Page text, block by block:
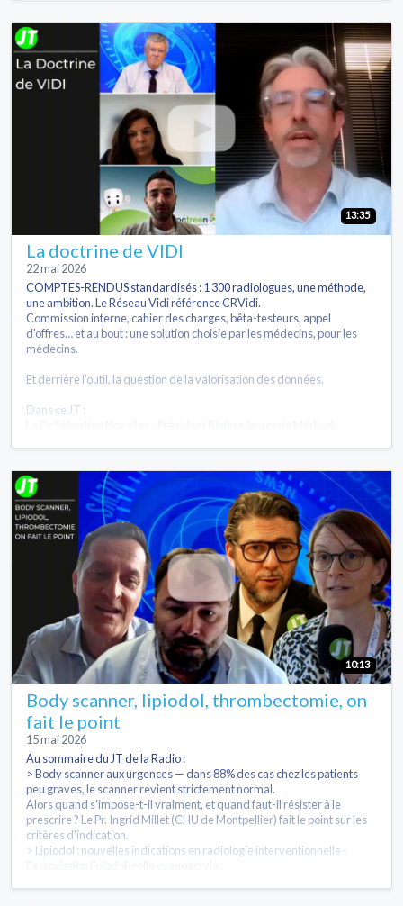
13:35
La doctrine de VIDI
22 mai 2026
COMPTES-RENDUS standardisés : 1 300 radiologues, une méthode,
une ambition. Le Réseau Vidi référence CRVidi.
Commission interne, cahier des charges, bêta-testeurs, appel
d'offres… et au bout : une solution choisie par les médecins, pour les
médecins.
Et derrière l'outil, la question de la valorisation des données.
Dans ce JT :
10:13
Body scanner, lipiodol, thrombectomie, on
fait le point
15 mai 2026
Au sommaire du JT de la Radio :
> Body scanner aux urgences — dans 88% des cas chez les patients
peu graves, le scanner revient strictement normal.
Alors quand s'impose-t-il vraiment, et quand faut-il résister à le
prescrire ? Le Pr. Ingrid Millet (CHU de Montpellier) fait le point sur les
critères d'indication.
> Lipiodol : nouvelles indications en radiologie interventionnelle -